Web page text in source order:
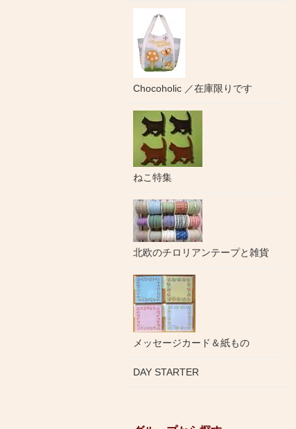
Chocoholic ／在庫限りです
ねこ特集
北欧のチロリアンテープと雑貨
メッセージカード＆紙もの
DAY STARTER